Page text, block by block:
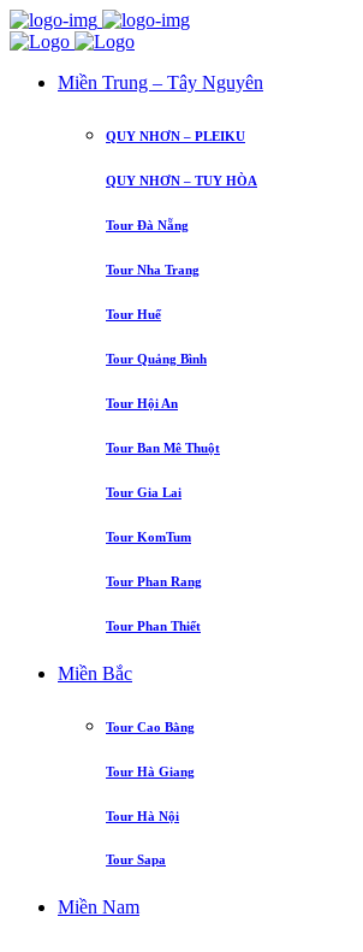
Miền Trung – Tây Nguyên
QUY NHƠN – PLEIKU
QUY NHƠN – TUY HÒA
Tour Đà Nẵng
Tour Nha Trang
Tour Huế
Tour Quảng Bình
Tour Hội An
Tour Ban Mê Thuột
Tour Gia Lai
Tour KomTum
Tour Phan Rang
Tour Phan Thiết
Miền Bắc
Tour Cao Bằng
Tour Hà Giang
Tour Hà Nội
Tour Sapa
Miền Nam